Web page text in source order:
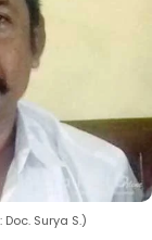
Surya S.)